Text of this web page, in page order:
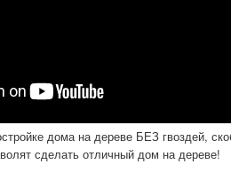
дома на дереве БЕЗ гвоздей,
сделать отличный дом на дереве!